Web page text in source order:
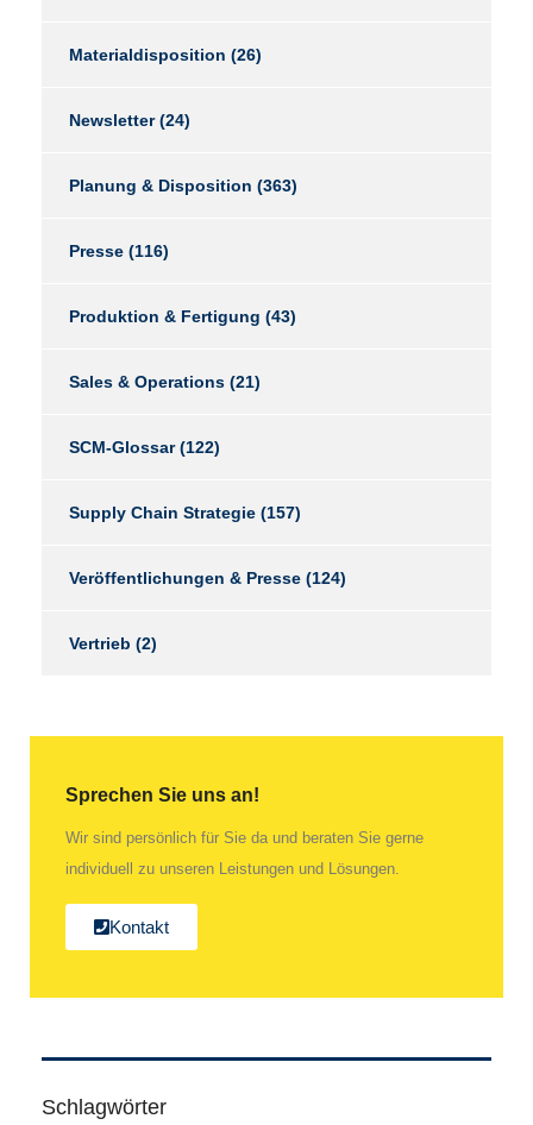
Materialdisposition (26)
Newsletter(24)
Planung & Disposition (363)
Presse (116)
Produktion & Fertigung (43)
Sales & Operations (21)
SCM-Glossar(122)
Supply Chain Strategie (157)
Veröffentlichungen & Presse (124)
Vertrieb (2)
Sprechen Sie uns an!
Wir sind persönlich für Sie da und beraten Sie gerne
individuell zu unseren Leistungen und Lösungen.
Kontakt
Schlagwörter